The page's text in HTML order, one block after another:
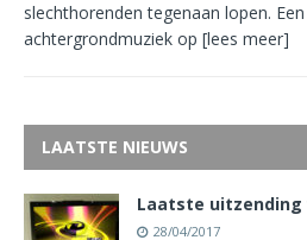
slechthorenden tegenaan lopen.
achtergrondmuziek op [lees meer]
LAATSTE NIEUWS
Laatste uitzending
28/04/2017